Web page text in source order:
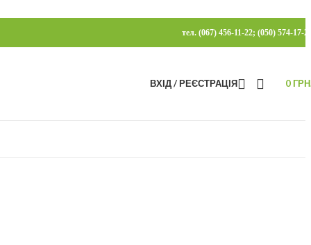
тел. (067) 456-11-22; (050) 574-17-
ВХІД / РЕЄСТРАЦІЯ 0